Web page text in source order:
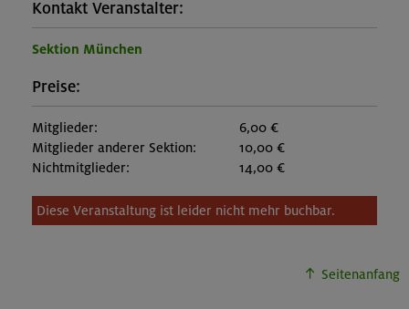
Kontakt Veranstalter:
Sektion München
Preise:
Mitglieder:
6,00 €
Mitglieder anderer Sektion:
10,00 €
Nichtmitglieder:
14,00 €
Diese Veranstaltung ist leider nicht mehr buchbar.
Seitenanfang